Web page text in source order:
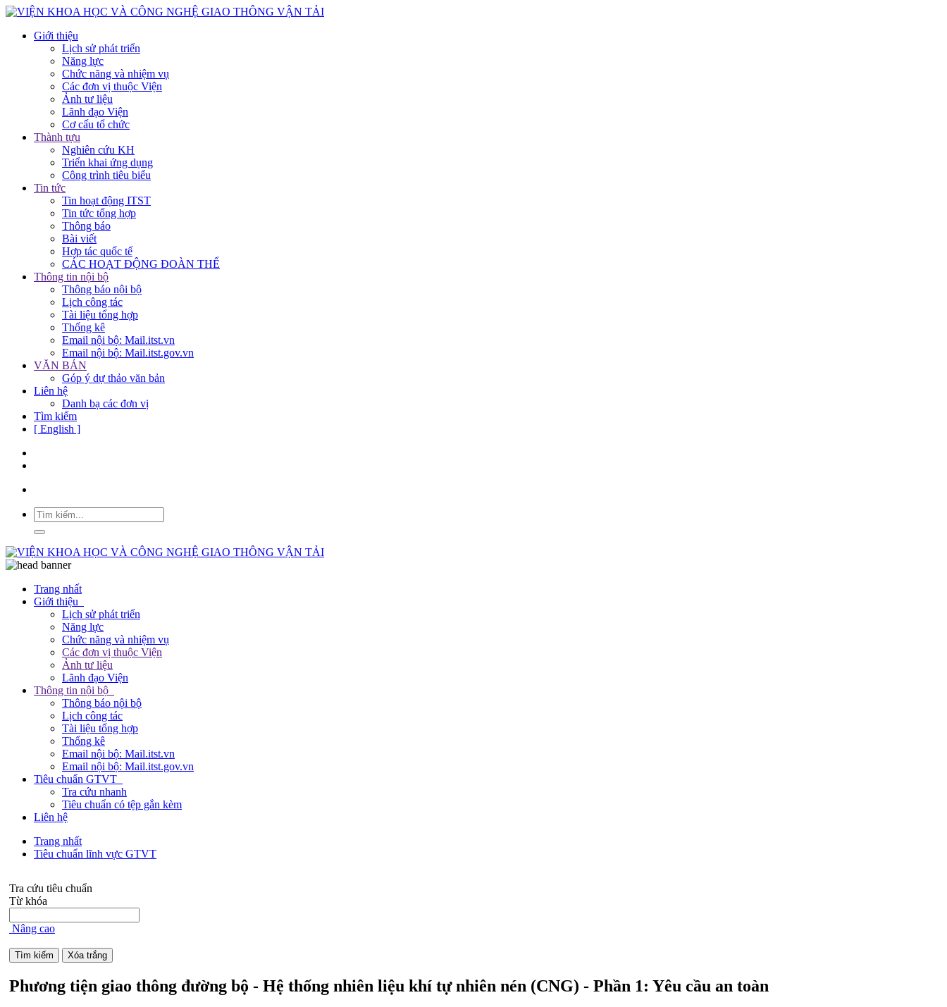
Giới thiệu
Lịch sử phát triển
Năng lực
Chức năng và nhiệm vụ
Các đơn vị thuộc Viện
Ảnh tư liệu
Lãnh đạo Viện
Cơ cấu tổ chức
Thành tựu
Nghiên cứu KH
Triển khai ứng dụng
Công trình tiêu biểu
Tin tức
Tin hoạt động ITST
Tin tức tổng hợp
Thông báo
Bài viết
Hợp tác quốc tế
CÁC HOẠT ĐỘNG ĐOÀN THỂ
Thông tin nội bộ
Thông báo nội bộ
Lịch công tác
Tài liệu tổng hợp
Thống kê
Email nội bộ: Mail.itst.vn
Email nội bộ: Mail.itst.gov.vn
VĂN BẢN
Góp ý dự thảo văn bản
Liên hệ
Danh bạ các đơn vị
Tìm kiếm
[ English ]
Trang nhất
Giới thiệu
Lịch sử phát triển
Năng lực
Chức năng và nhiệm vụ
Các đơn vị thuộc Viện
Ảnh tư liệu
Lãnh đạo Viện
Thông tin nội bộ
Thông báo nội bộ
Lịch công tác
Tài liệu tổng hợp
Thống kê
Email nội bộ: Mail.itst.vn
Email nội bộ: Mail.itst.gov.vn
Tiêu chuẩn GTVT
Tra cứu nhanh
Tiêu chuẩn có tệp gắn kèm
Liên hệ
Trang nhất
Tiêu chuẩn lĩnh vực GTVT
Tra cứu tiêu chuẩn
Từ khóa
Nâng cao
Phương tiện giao thông đường bộ - Hệ thống nhiên liệu khí tự nhiên nén (CNG) - Phần 1: Yêu cầu an toàn